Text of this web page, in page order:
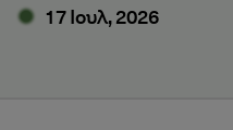
17 Ιουλ, 2026